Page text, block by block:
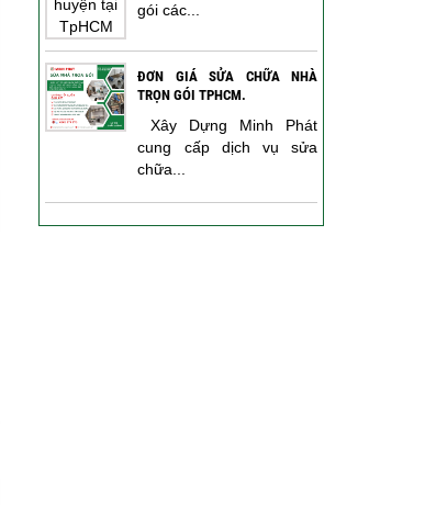
gói các...
ĐƠN GIÁ SỬA CHỮA NHÀ
TRỌN GÓI TPHCM.
Xây Dựng Minh Phát
cung cấp dịch vụ sửa
chữa...